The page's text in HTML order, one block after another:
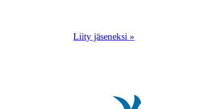
Liity jäseneksi »